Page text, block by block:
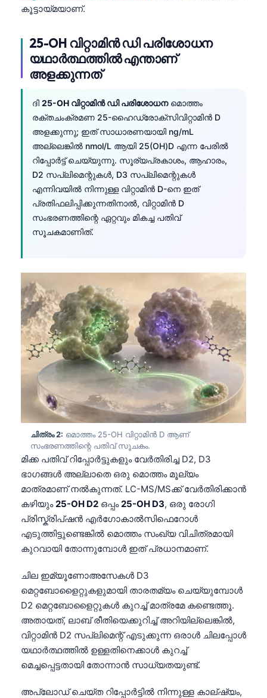
കൂട്ടായ്മയാണ്.
25-OH വിറ്റാമിൻ ഡി പരിശോധന
യഥാർത്ഥത്തിൽ എന്താണ്
അളക്കുന്നത്
ദി 25-OH വിറ്റാമിൻ ഡി പരിശോധനമൊത്തം
രക്തചംക്രമണ 25-ഹൈഡ്രോക്സിവിറ്റാമിൻ D
അളക്കുന്നു; ഇത് സാധാരണയായി ng/mL
അല്ലെങ്കിൽ nmol/L ആയി 25(OH)D എന്ന പേരിൽ
റിപ്പോർട്ട് ചെയ്യുന്നു. സൂര്യപ്രകാശം, ആഹാരം,
D2 സപ്ലിമെന്റുകൾ, D3 സപ്ലിമെന്റുകൾ
എന്നിവയിൽ നിന്നുള്ള വിറ്റാമിൻ D-നെ ഇത്
പ്രതിഫലിപ്പിക്കുന്നതിനാൽ, വിറ്റാമിൻ D
സംഭരണത്തിന്റെ ഏറ്റവും മികച്ച പതിവ്
സൂചകമാണിത്.
ചിത്രം 2: മൊത്തം 25-OH വിറ്റാമിൻ D ആണ്
സംഭരണത്തിന്റെ പതിവ് സൂചകം.
മിക്ക പതിവ് റിപ്പോർട്ടുകളും വേർതിരിച്ച D2, D3
ഭാഗങ്ങൾ അല്ലാതെ ഒരു മൊത്തം മൂല്യം
മാത്രമാണ് നൽകുന്നത്. LC-MS/MSക്ക് വേർതിരിക്കാൻ
കഴിയും 25-OH D2 ഒപ്പം 25-OH D3, ഒരു രോഗി
പ്രിസ്ക്രിപ്ഷൻ എർഗോകാൽസിഫെറോൾ
എടുത്തിട്ടുണ്ടെങ്കിൽ മൊത്തം സംഖ്യ വിചിത്രമായി
കുറവായി തോന്നുമ്പോൾ ഇത് പ്രധാനമാണ്.
ചില ഇമ്യൂണോഅസേകൾ D3
മെറ്റബോളൈറ്റുകളുമായി താരതമ്യം ചെയ്യുമ്പോൾ
D2 മെറ്റബോളൈറ്റുകൾ കുറച്ച് മാത്രമേ കണ്ടെത്തൂ.
അതായത്, ലാബ് രീതിയെക്കുറിച്ച് അറിയില്ലെങ്കിൽ,
വിറ്റാമിൻ D2 സപ്ലിമെന്റ് എടുക്കുന്ന ഒരാൾ ചിലപ്പോൾ
യഥാർത്ഥത്തിൽ ഉള്ളതിനെക്കാൾ കുറച്ച്
മെച്ചപ്പെട്ടതായി തോന്നാൻ സാധ്യതയുണ്ട്.
അപ്‌ലോഡ് ചെയ്ത റിപ്പോർട്ടിൽ നിന്നുള്ള കാല്ഷ്യം,